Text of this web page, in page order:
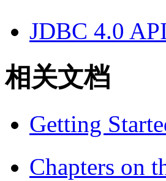
JDBC 4.0
相关文档
Getting
Chapters on